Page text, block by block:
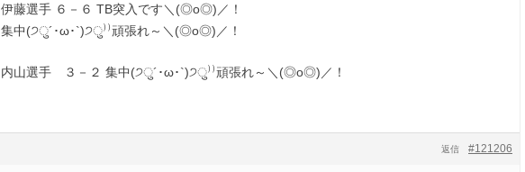
伊藤選手 ６－６ TB突入です＼(◎o◎)／！
集中(੭ु´･ω･`)੭ु⁾⁾頑張れ～＼(◎o◎)／！
内山選手 ３－２ 集中(੭ु´･ω･`)੭ु⁾⁾頑張れ～＼(◎o◎)／！
#121206
返信